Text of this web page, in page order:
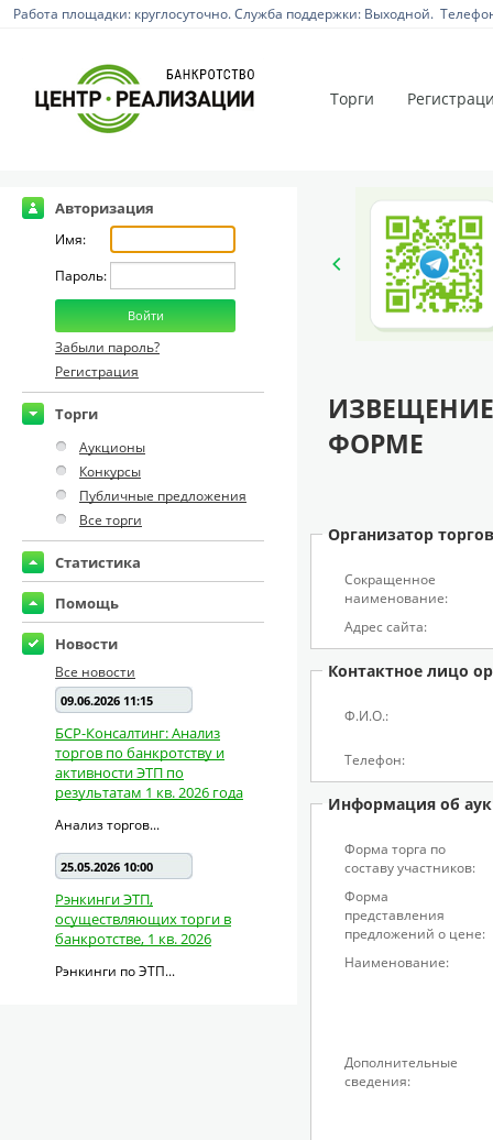
Работа площадки: круглосуточно. Служба поддержки: Выходной.
Торги
Авторизация
Имя:
Пароль:
Забыли пароль?
Регистрация
Торги
Аукционы
Конкурсы
Публичные предложения
Все торги
Статистика
Помощь
Новости
Все новости
09.06.2026 11:15
БСР-Консалтинг: Анализ
торгов по банкротству и
активности ЭТП по
результатам 1 кв. 2026 года
Анализ торгов...
25.05.2026 10:00
Рэнкинги ЭТП,
осуществляющих торги в
банкротстве, 1 кв. 2026
Рэнкинги по ЭТП...
ФОРМЕ
Организатор торгов
Сокращенное
наименование:
Адрес сайта:
Контактное лицо
Ф.И.О.:
Телефон:
Информация об
Форма торга по
составу участников:
Форма
представления
предложений о цене:
Наименование:
Дополнительные
сведения: